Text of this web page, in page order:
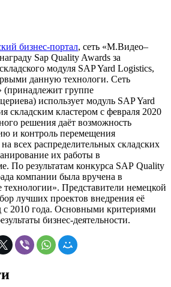
бизнес-портал, сеть «М.Видео–
Sap Quality Awards за
модуля SAP Yard Logistics,
данную технологи. Сеть
группе
использует модуль SAP Yard
складским кластером с февраля 2020
решения даёт возможность
и контроль перемещения
всех распределительных складских
их работы в
По результатам конкурса SAP Quality
компании была вручена в
Представители немецкой
лучших проектов внедрения её
с 2010 года. Основными критериями
бизнес-деятельности.